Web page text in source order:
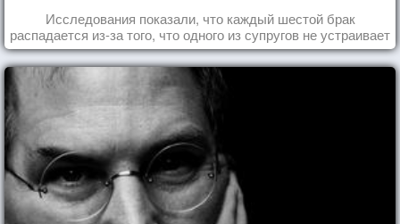
Исследования показали, что каждый шестой брак
распадается из-за того, что одного из супругов не устраивает
та роль, которая выпала ему в семье.